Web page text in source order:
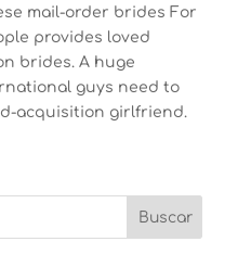
mail-order brides For
provides loved
brides. A huge
guys need to
acquisition girlfriend.